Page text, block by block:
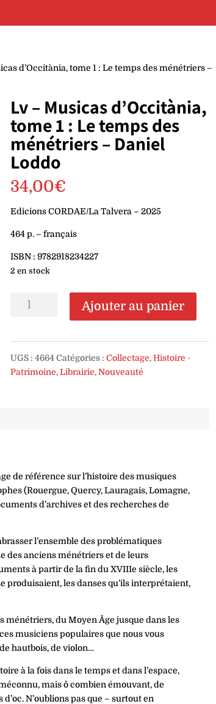
d’Occitània, tome 1 : Le temps des ménétriers –
Lv – Musicas d’Occitània,
tome 1 : Le temps des
ménétriers – Daniel
Loddo
34,00€
Edicions CORDAE/La Talvera – 2025
464 p. – français
ISBN : 9782918234227
2 en stock
quantité
-
Musicas
d'Occitània,
-
Daniel
Loddo
Ajouter au panier
UGS : 4664 Catégories : Collectage,Histoire -
Patrimoine,Librairie,Nouveauté
de référence sur l’histoire des musiques
(Rouergue, Quercy, Lauragais, Lomagne,
d’archives et des recherches de
l’ensemble des problématiques
des anciens ménétriers et de leurs
à partir de la fin du XVIIIe siècle, les
produisaient, les danses qu’ils interprétaient,
du Moyen Âge jusque dans les
musiciens populaires que nous vous
hautbois, de violon…
à la fois dans le temps et dans l’espace,
mais ô combien émouvant, de
N’oublions pas que – surtout en